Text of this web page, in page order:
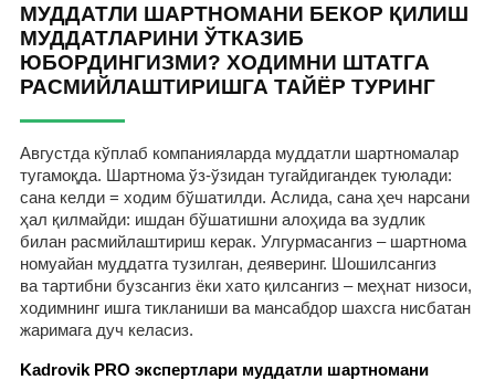
МУДДАТЛИ ШАРТНОМАНИ БЕКОР ҚИЛИШ
МУДДАТЛАРИНИ ЎТКАЗИБ
ЮБОРДИНГИЗМИ? ХОДИМНИ ШТАТГА
РАСМИЙЛАШТИРИШГА ТАЙЁР ТУРИНГ
Августда кўплаб компанияларда муддатли шартномалар
тугамоқда. Шартнома ўз-ўзидан тугайдигандек туюлади:
сана келди = ходим бўшатилди. Аслида, сана ҳеч нарсани
ҳал қилмайди: ишдан бўшатишни алоҳида ва зудлик
билан расмийлаштириш керак. Улгурмасангиз – шартнома
номуайан муддатга тузилган, деяверинг. Шошилсангиз
ва тартибни бузсангиз ёки хато қилсангиз – меҳнат низоси,
ходимнинг ишга тикланиши ва мансабдор шахсга нисбатан
жаримага дуч келасиз.
Kadrovik PRO экспертлари муддатли шартномани